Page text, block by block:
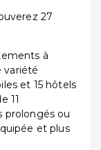
27
à
variété
et 15 hôtels
11
prolongés ou
et plus